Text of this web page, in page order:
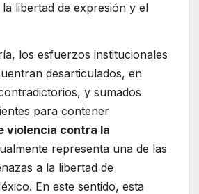
libertad de expresión y el
los esfuerzos institucionales
desarticulados, en
y sumados
para contener
violencia contra la
representa una de las
a la libertad de
En este sentido, esta